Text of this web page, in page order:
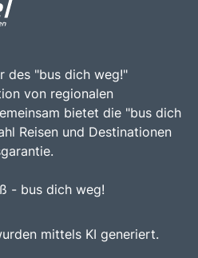
des "bus dich weg!"
von regionalen
bietet die "bus dich
Reisen und Destinationen
- bus dich weg!
mittels KI generiert.